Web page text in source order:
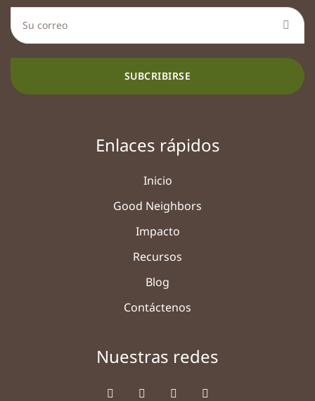
SUBCRIBIRSE
Enlaces rápidos
Inicio
Good Neighbors
Impacto
Recursos
Blog
Contáctenos
Nuestras redes